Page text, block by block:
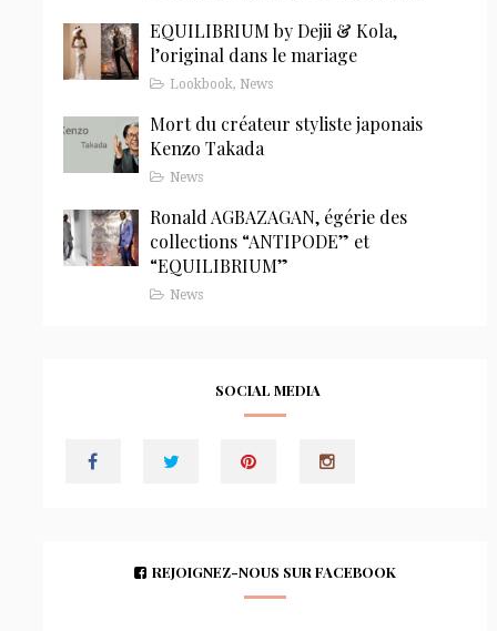
EQUILIBRIUM by Dejii & Kola,
l’original dans le mariage
Lookbook, News
Mort du créateur styliste japonais
Kenzo Takada
News
Ronald AGBAZAGAN, égérie des
collections “ANTIPODE” et
“EQUILIBRIUM”
News
SOCIAL MEDIA
REJOIGNEZ-NOUS SUR FACEBOOK